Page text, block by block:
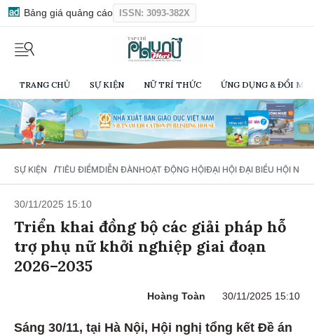
Bảng giá quảng cáo ISSN: 3093-382X
TRANG CHỦ SỰ KIỆN NỮ TRÍ THỨC ỨNG DỤNG & ĐỔI
SỰ KIỆN /TIÊU ĐIỂMDIỄN ĐÀNHOẠT ĐỘNG HỘIĐẠI HỘI ĐẠI BIỂU HỘI NỮ
30/11/2025 15:10
Triển khai đồng bộ các giải pháp hỗ
trợ phụ nữ khởi nghiệp giai đoạn
2026–2035
Hoàng Toàn 30/11/2025 15:10
Sáng 30/11, tại Hà Nội, Hội nghị tổng kết Đề án